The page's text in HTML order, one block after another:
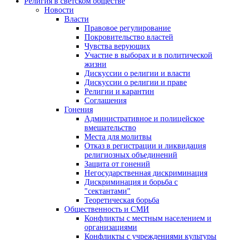
Новости
Власти
Правовое регулирование
Покровительство властей
Чувства верующих
Участие в выборах и в политической
жизни
Дискуссии о религии и власти
Дискуссии о религии и праве
Религии и карантин
Соглашения
Гонения
Административное и полицейское
вмешательство
Места для молитвы
Отказ в регистрации и ликвидация
религиозных объединений
Защита от гонений
Негосударственная дискриминация
Дискриминация и борьба с
"сектантами"
Теоретическая борьба
Общественность и СМИ
Конфликты с местным населением и
организациями
Конфликты с учреждениями культуры